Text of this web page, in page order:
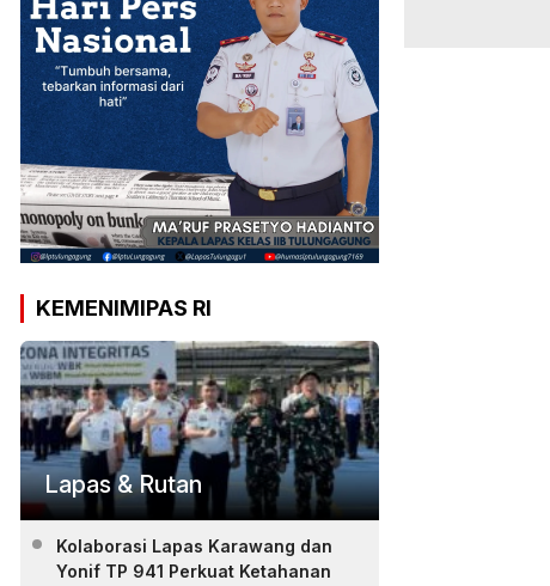
KEMENIMIPAS RI
Lapas & Rutan
Kolaborasi Lapas Karawang dan
Yonif TP 941 Perkuat Ketahanan